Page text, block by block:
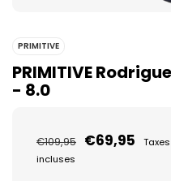
PRIMITIVE
PRIMITIVE
- 8.0
€109,95 €69,95
Taxes
incluses